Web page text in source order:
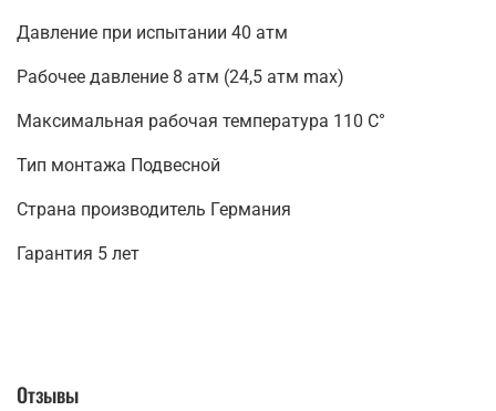
Давление при испытании 40 атм
Рабочее давление 8 атм (24,5 атм max)
Максимальная рабочая температура 110 С°
Тип монтажа Подвесной
Страна производитель Германия
Гарантия 5 лет
Отзывы